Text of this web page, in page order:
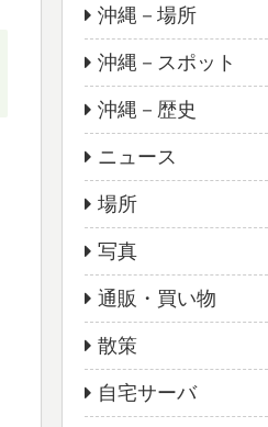
沖縄－場所
沖縄－スポット
沖縄－歴史
ニュース
場所
写真
通販・買い物
散策
自宅サーバ